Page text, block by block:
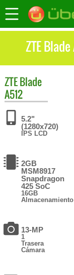
ZTE
ZTEBlade
A512
5.2"
(1280x720)
IPS LCD
2GB
MSM8917
Snapdragon
425 SoC
16GB
Almacenamiento
13-MP
1
Trasera
Cámara